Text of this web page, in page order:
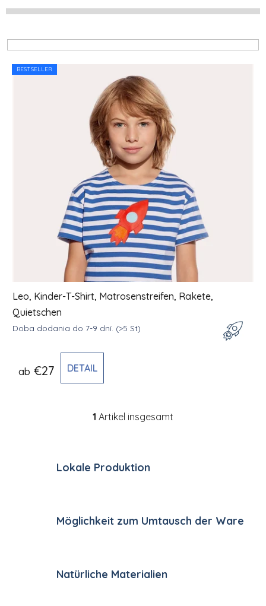
Liste der Produkte
BESTSELLER
Leo, Kinder-T-Shirt, Matrosenstreifen, Rakete,
Quietschen
Doba dodania do 7-9 dní. (>5 St)
ab €27 DETAIL
Steuerelemente der
1 Artikel insgesamt
Lokale Produktion
Möglichkeit zum Umtausch der Ware
Natürliche Materialien